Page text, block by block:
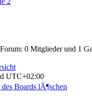
0 Mitglieder und 1
UTC+02:00
Boards lÃ¶schen